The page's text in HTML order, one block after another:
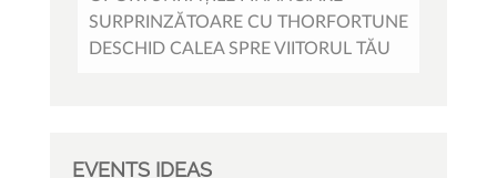
SURPRINZĂTOARE CU THORFORTUNE
DESCHID CALEA SPRE VIITORUL TĂU
EVENTS IDEAS